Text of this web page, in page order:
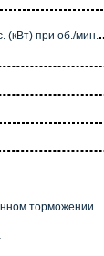
(кВт) при об./мин.
торможении